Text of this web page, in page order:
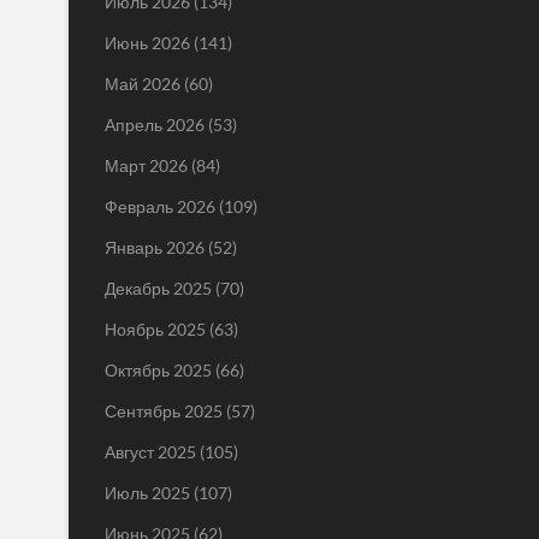
Июнь 2026 (141)
Май 2026 (60)
Апрель 2026 (53)
Март 2026 (84)
Февраль 2026 (109)
Январь 2026 (52)
Декабрь 2025 (70)
Ноябрь 2025 (63)
Октябрь 2025 (66)
Сентябрь 2025 (57)
Август 2025 (105)
Июль 2025 (107)
Июнь 2025 (62)